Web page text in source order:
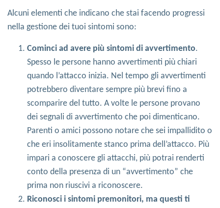
Alcuni elementi che indicano che stai facendo progressi
nella gestione dei tuoi sintomi sono:
Cominci ad avere più sintomi di avvertimento.
Spesso le persone hanno avvertimenti più chiari
quando l’attacco inizia. Nel tempo gli avvertimenti
potrebbero diventare sempre più brevi fino a
scomparire del tutto. A volte le persone provano
dei segnali di avvertimento che poi dimenticano.
Parenti o amici possono notare che sei impallidito o
che eri insolitamente stanco prima dell’attacco. Più
impari a conoscere gli attacchi, più potrai renderti
conto della presenza di un “avvertimento” che
prima non riuscivi a riconoscere.
Riconosci i sintomi premonitori, ma questi ti